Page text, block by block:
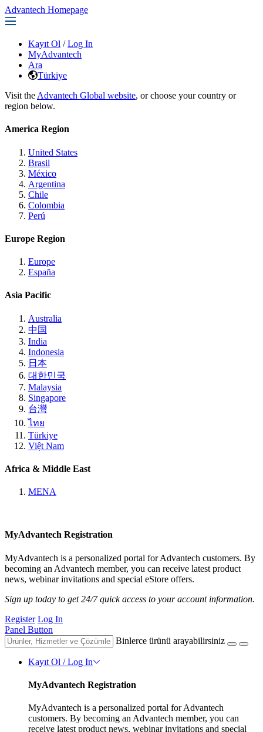
Advantech Homepage
Kayıt Ol / Log In
MyAdvantech
Ara
Türkiye
Visit the Advantech Global website, or choose your country or
region below.
America Region
United States
Brasil
México
Argentina
Chile
Colombia
Perú
Europe Region
Europe
España
Asia Pacific
Australia
中国
India
Indonesia
日本
대한민국
Malaysia
Singapore
台灣
ไทย
Türkiye
Việt Nam
Africa & Middle East
MENA
MyAdvantech Registration
MyAdvantech is a personalized portal for Advantech customers. By
becoming an Advantech member, you can receive latest product
news, webinar invitations and special eStore offers.
Sign up today to get 24/7 quick access to your account information.
Register Log In
Panel Button
Binlerce ürünü arayabilirsiniz
Kayıt Ol / Log In
MyAdvantech Registration
MyAdvantech is a personalized portal for Advantech
customers. By becoming an Advantech member, you can
receive latest product news, webinar invitations and special